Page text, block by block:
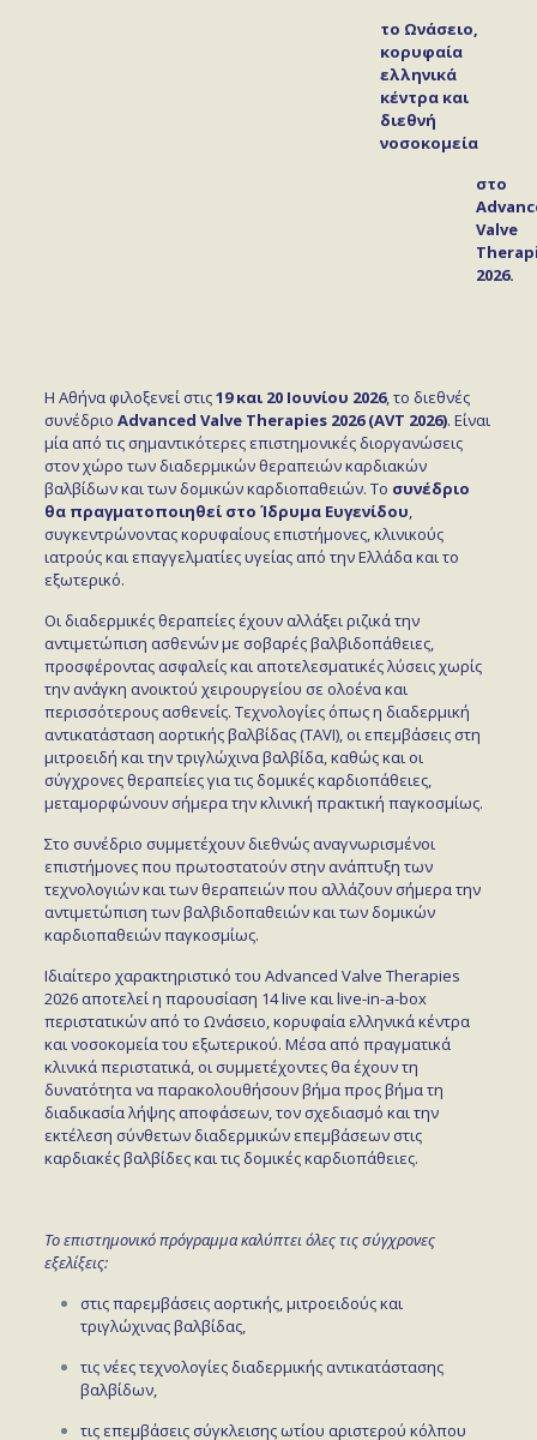
το Ωνάσειο,
κορυφαία
ελληνικά
κέντρα και
διεθνή
νοσοκομεία
στο
Valve
2026.
Η Αθήνα φιλοξενεί στις19 και 20 Ιουνίου 2026, το διεθνές
συνέδριο Advanced Valve Therapies 2026 (AVT 2026). Είναι
μία από τις σημαντικότερες επιστημονικές διοργανώσεις
στον χώρο των διαδερμικών θεραπειών καρδιακών
βαλβίδων και των δομικών καρδιοπαθειών. Το συνέδριο
θα πραγματοποιηθεί στο Ίδρυμα Ευγενίδου
συγκεντρώνοντας κορυφαίους επιστήμονες, κλινικούς
ιατρούς και επαγγελματίες υγείας από την Ελλάδα και το
εξωτερικό.
Οι διαδερμικές θεραπείες έχουν αλλάξει ριζικά την
αντιμετώπιση ασθενών με σοβαρές βαλβιδοπάθειες,
προσφέροντας ασφαλείς και αποτελεσματικές λύσεις χωρίς
την ανάγκη ανοικτού χειρουργείου σε ολοένα και
περισσότερους ασθενείς. Τεχνολογίες όπως η διαδερμική
αντικατάσταση αορτικής βαλβίδας (TAVI), οι επεμβάσεις στη
μιτροειδή και την τριγλώχινα βαλβίδα, καθώς και οι
σύγχρονες θεραπείες για τις δομικές καρδιοπάθειες,
μεταμορφώνουν σήμερα την κλινική πρακτική παγκοσμίως.
Στο συνέδριο συμμετέχουν διεθνώς αναγνωρισμένοι
επιστήμονες που πρωτοστατούν στην ανάπτυξη των
τεχνολογιών και των θεραπειών που αλλάζουν σήμερα την
αντιμετώπιση των βαλβιδοπαθειών και των δομικών
καρδιοπαθειών παγκοσμίως.
Ιδιαίτερο χαρακτηριστικό του Advanced Valve Therapies
2026 αποτελεί η παρουσίαση 14 live και live-in-a-box
περιστατικών από το Ωνάσειο, κορυφαία ελληνικά κέντρα
και νοσοκομεία του εξωτερικού. Μέσα από πραγματικά
κλινικά περιστατικά, οι συμμετέχοντες θα έχουν τη
δυνατότητα να παρακολουθήσουν βήμα προς βήμα τη
διαδικασία λήψης αποφάσεων, τον σχεδιασμό και την
εκτέλεση σύνθετων διαδερμικών επεμβάσεων στις
καρδιακές βαλβίδες και τις δομικές καρδιοπάθειες.
Το επιστημονικό πρόγραμμα καλύπτει όλες τις σύγχρονες
εξελίξεις:
στις παρεμβάσεις αορτικής, μιτροειδούς και
τριγλώχινας βαλβίδας,
τις νέες τεχνολογίες διαδερμικής αντικατάστασης
βαλβίδων,
τις επεμβάσεις σύγκλεισης ωτίου αριστερού κόλπου